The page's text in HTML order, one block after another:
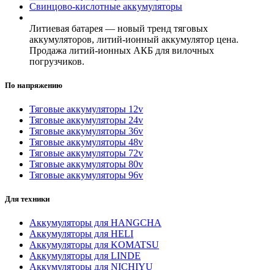
Свинцово-кислотные аккумуляторы
Литиевая батарея — новый тренд тяговых
аккумуляторов, литий-ионный аккумулятор цена.
Продажа литий-ионных АКБ для вилочных
погрузчиков.
По напряжению
Тяговые аккумуляторы 12v
Тяговые аккумуляторы 24v
Тяговые аккумуляторы 36v
Тяговые аккумуляторы 48v
Тяговые аккумуляторы 72v
Тяговые аккумуляторы 80v
Тяговые аккумуляторы 96v
Для техники
Аккумуляторы для HANGCHA
Аккумуляторы для HELI
Аккумуляторы для KOMATSU
Аккумуляторы для LINDE
Аккумуляторы для NICHIYU